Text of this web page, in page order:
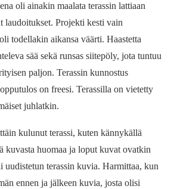
oli ainakin maalata terassin lattiaan
laudoitukset. Projekti kesti vain
todellakin aikansa väärti. Haastetta
sää sekä runsas siitepöly, jota tuntuu
paljon. Terassin kunnostus
on freesi. Terassilla on vietetty
juhlatkin.
kulunut terassi, kuten kännykällä
kuvasta huomaa ja loput kuvat ovatkin
uudistetun terassin kuvia. Harmittaa, kun
ennen ja jälkeen kuvia, josta olisi